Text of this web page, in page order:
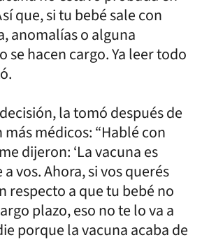
que, si tu bebé sale con
anomalías o alguna
se hacen cargo. Ya leer todo
la tomó después de
médicos: “Hablé con
dijeron: ‘La vacuna es
vos. Ahora, si vos querés
respecto a que tu bebé no
plazo, eso no te lo va a
porque la vacuna acaba de